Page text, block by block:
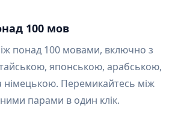
100 мов
понад 100 мовами, включно з
японською, арабською,
німецькою. Перемикайтесь між
парами в один клік.